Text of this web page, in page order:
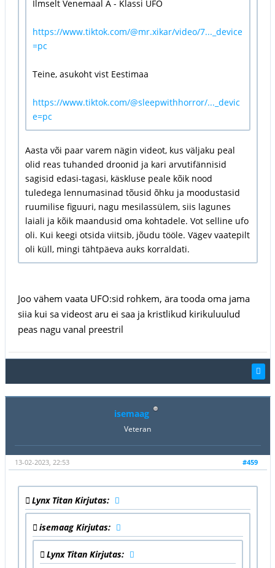
Ilmselt Venemaal A - Klassi UFO
https://www.tiktok.com/@mr.xikar/video/7..._device
=pc
Teine, asukoht vist Eestimaa
https://www.tiktok.com/@sleepwithhorror/..._devic
e=pc
Aasta või paar varem nägin videot, kus väljaku peal
olid reas tuhanded droonid ja kari arvutifännisid
sagisid edasi-tagasi, käskluse peale kõik nood
tuledega lennumasinad tõusid õhku ja moodustasid
ruumilise figuuri, nagu mesilassülem, siis lagunes
laiali ja kõik maandusid oma kohtadele. Vot selline ufo
oli. Kui keegi otsida viitsib, jõudu tööle. Vägev vaatepilt
oli küll, mingi tähtpäeva auks korraldati.
Joo vähem vaata UFO:sid rohkem, ära tooda oma jama
siia kui sa videost aru ei saa ja kristlikud kirikuluulud
peas nagu vanal preestril
isemaag
Veteran
#459
13-02-2023, 22:53
Lynx Titan Kirjutas:
isemaag Kirjutas:
Lynx Titan Kirjutas: